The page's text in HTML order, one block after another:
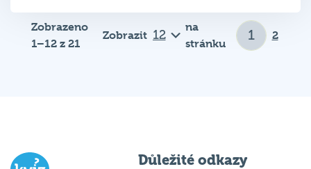
Zobrazeno
1–12 z 21
Zobrazit
na
stránku
2
Důležité odkazy